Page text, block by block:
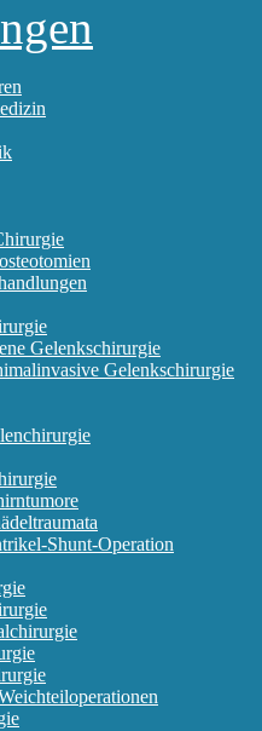
Gelenkschirurgie
Gelenkschirurgie
Shunt-Operation